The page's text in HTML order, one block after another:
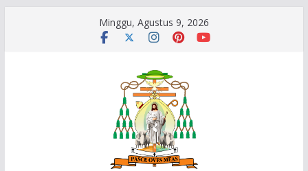
Minggu, Agustus 9, 2026